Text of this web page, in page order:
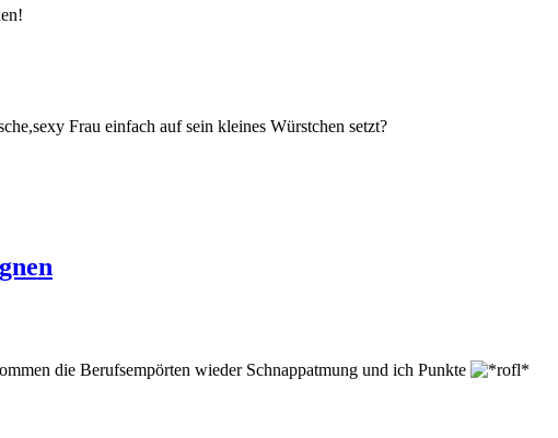
Frau einfach auf sein kleines Würstchen setzt?
die Berufsempörten wieder Schnappatmung und ich Punkte